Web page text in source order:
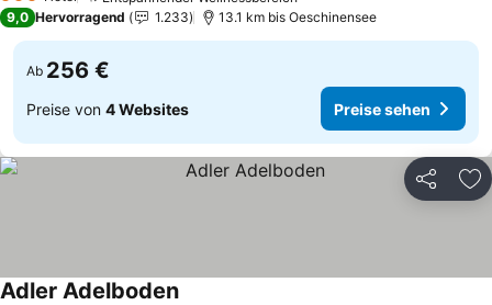
3 Sterne
9,0 Hervorragend 1.233 13.1 km bis Oeschinensee
Ab 256 €
Preise von 4 Websites Preise sehen
Teilen
Adler Adelboden